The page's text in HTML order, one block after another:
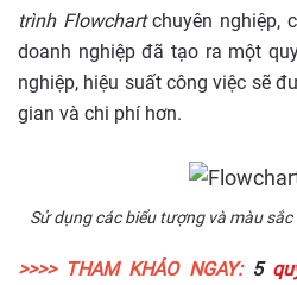
trình Flowchartchuyên nghiệp,
doanh nghiệp đã tạo ra một
nghiệp, hiệu suất công việc sẽ
gian và chi phí hơn.
Sử dụng các biểu tượng và màu
>>>> THAM KHẢO NGAY:5